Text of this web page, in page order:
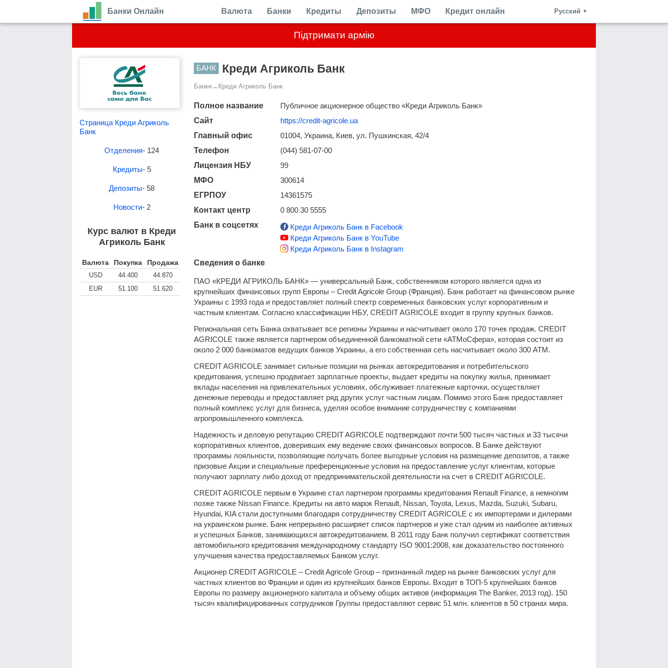
Підтримати армію
Банки Онлайн Валюта Банки Кредиты Депозиты МФО Кредит онлайн Русский ▼
Страница Креди Агриколь
Банк
Отделения- 124
Кредиты- 5
Депозиты- 58
Новости- 2
Курс валют в Креди
Агриколь Банк
Валюта Покупка Продажа
USD 44.400
44.870
EUR
51.100 51.620
БАНК Креди Агриколь Банк
Банки→ Креди Агриколь Банк
Полное название
Публичное акционерное общество «Креди Агриколь Банк»
Сайт
https://credit-agricole.ua
Главный офис
01004, Украина, Киев, ул. Пушкинская, 42/4
Телефон
(044) 581-07-00
Лицензия НБУ
99
МФО
300614
ЕГРПОУ
14361575
Контакт центр
0 800 30 5555
Банк в соцсетях
Креди Агриколь Банк в Facebook
Креди Агриколь Банк в YouTube
Креди Агриколь Банк в Instagram
Сведения о банке
ПАО «КРЕДИ АГРИКОЛЬ БАНК» — универсальный Банк, собственником которого является одна из
крупнейших финансовых групп Европы – Credit Agricole Group (Франция). Банк работает на финансовом рынке
Украины с 1993 года и предоставляет полный спектр современных банковских услуг корпоративным и
частным клиентам. Согласно классификации НБУ, CREDIT AGRICOLE входит в группу крупных банков.
Региональная сеть Банка охватывает все регионы Украины и насчитывает около 170 точек продаж. CREDIT
AGRICOLE также является партнером объединенной банкоматной сети «АТМоСфера», которая состоит из
около 2 000 банкоматов ведущих банков Украины, а его собственная сеть насчитывает около 300 АТМ.
CREDIT AGRICOLE занимает сильные позиции на рынках автокредитования и потребительского
кредитования, успешно продвигает зарплатные проекты, выдает кредиты на покупку жилья, принимает
вклады населения на привлекательных условиях, обслуживает платежные карточки, осуществляет
денежные переводы и предоставляет ряд других услуг частным лицам. Помимо этого Банк предоставляет
полный комплекс услуг для бизнеса, уделяя особое внимание сотрудничеству с компаниями
агропромышленного комплекса.
Надежность и деловую репутацию CREDIT AGRICOLE подтверждают почти 500 тысяч частных и 33 тысячи
корпоративных клиентов, доверивших ему ведение своих финансовых вопросов. В Банке действуют
программы лояльности, позволяющие получать более выгодные условия на размещение депозитов, а также
призовые Акции и специальные преференционные условия на предоставление услуг клиентам, которые
получают зарплату либо доход от предпринимательской деятельности на счет в CREDIT AGRICOLE.
CREDIT AGRICOLE первым в Украине стал партнером программы кредитования Renault Finance, а немногим
позже также Nissan Finance. Кредиты на авто марок Renault, Nissan, Toyota, Lexus, Mazda, Suzuki, Subaru,
Hyundai, KIA стали доступными благодаря сотрудничеству CREDIT AGRICOLE с их импортерами и дилерами
на украинском рынке. Банк непрерывно расширяет список партнеров и уже стал одним из наиболее активных
и успешных Банков, занимающихся автокредитованием. В 2011 году Банк получил сертификат соответствия
автомобильного кредитования международному стандарту ISO 9001:2008, как доказательство постоянного
улучшения качества предоставляемых Банком услуг.
Акционер CREDIT AGRICOLE – Credit Agricole Group – признанный лидер на рынке банковских услуг для
частных клиентов во Франции и один из крупнейших банков Европы. Входит в ТОП-5 крупнейших банков
Европы по размеру акционерного капитала и объему общих активов (информация The Banker, 2013 год). 150
тысяч квалифицированных сотрудников Группы предоставляют сервис 51 млн. клиентов в 50 странах мира.